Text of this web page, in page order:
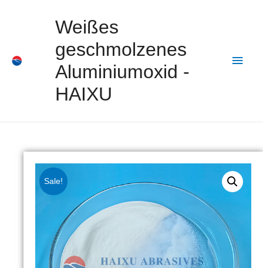
Weißes
geschmolzenes
Aluminiumoxid -
HAIXU
Sale!